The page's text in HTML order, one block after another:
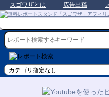
スゴワザとは 広告出稿